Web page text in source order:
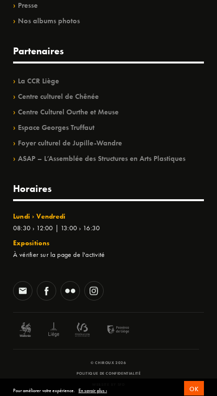
Presse
Nos albums photos
Partenaires
La CCR Liège
Centre culturel de Chênée
Centre Culturel Ourthe et Meuse
Espace Georges Truffaut
Foyer culturel de Jupille-Wandre
ASAP – L’Assemblée des Structures en Arts Plastiques
Horaires
Lundi › Vendredi
08:30 › 12:00 | 13:00 › 16:30
Expositions
À vérifier sur la page de l'activité
© CHIROUX 2026
POLITIQUE DE CONFIDENTIALITÉ
Pour améliorer votre expérience. En savoir plus › OK